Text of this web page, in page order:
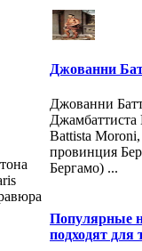
Джованни
Джованни
Battista
провинция
Бергамо) ...
Популярные
подходят для